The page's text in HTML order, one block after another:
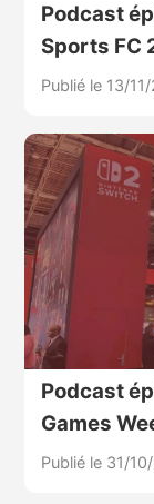
Podcast
Sports FC
Publié le 13/
Podcast
Games
Publié le 31/